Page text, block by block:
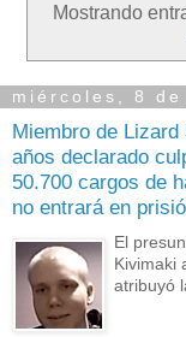
Mostrando
miércoles, 8
Miembro de Lizard
años declarado
50.700 cargos de
no entrará en
El
Kivimaki
atribuyó